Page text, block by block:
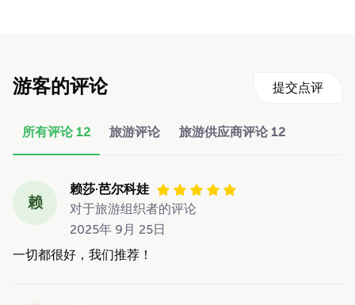
游客的评论 提交点评
所有评论 12 旅游评论 旅游供应商评论 12
赖
赖莎·芭尔科娃
对于旅游组织者的评论
2025年 9月 25日
一切都很好，我们推荐！